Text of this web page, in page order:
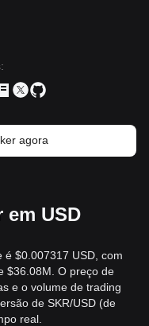
:
agora
em USD
$0.007317 USD, com
$36.08M. O preço de
e o volume de trading
de SKR/USD (de
real.